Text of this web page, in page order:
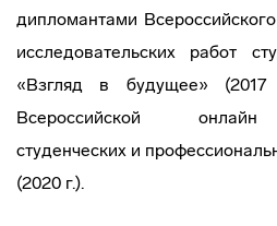
дипломантами
исследовательских работ
«Взгляд в будущее»
Всероссийской онлайн
студенческих и
(2020 г.).